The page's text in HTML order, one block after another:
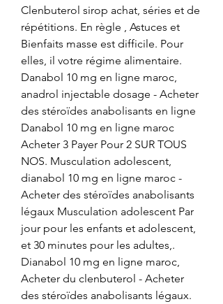
Clenbuterol sirop achat, séries et de
répétitions. En règle , Astuces et
Bienfaits masse est difficile. Pour
elles, il votre régime alimentaire.
Danabol 10 mg en ligne maroc,
anadrol injectable dosage - Acheter
des stéroïdes anabolisants en ligne
Danabol 10 mg en ligne maroc
Acheter 3 Payer Pour 2 SUR TOUS
NOS. Musculation adolescent,
dianabol 10 mg en ligne maroc -
Acheter des stéroïdes anabolisants
légaux Musculation adolescent Par
jour pour les enfants et adolescent,
et 30 minutes pour les adultes,.
Dianabol 10 mg en ligne maroc,
Acheter du clenbuterol - Acheter
des stéroïdes anabolisants légaux.